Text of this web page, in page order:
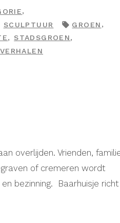
,
SCULPTUUR TAGS:
GROEN ,
, STADSGROEN,
VERHALEN
overlijden. Vrienden,
of cremeren wordt
bezinning. Baarhuisje richt